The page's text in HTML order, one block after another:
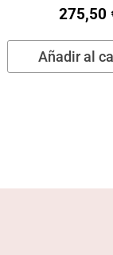
275,50
Añadir al